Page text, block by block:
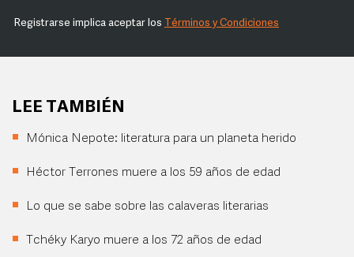
Registrarse implica aceptar los Términos y Condiciones
LEE TAMBIÉN
Mónica Nepote: literatura para un planeta herido
Héctor Terrones muere a los 59 años de edad
Lo que se sabe sobre las calaveras literarias
Tchéky Karyo muere a los 72 años de edad